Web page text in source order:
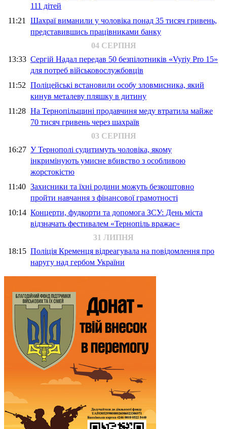
111 дітей
11:21 Шахраї виманили у чоловіка понад 35 тисяч гривень,
представившись працівниками банку
04 СЕРПНЯ
13:33 Сергій Надал передав 50 безпілотників «Vyriy Pro 15»
для потреб військовослужбовців
11:52 Поліцейські встановили особу зловмисника, який
кинув металеву пляшку в дитину
11:28 На Тернопільщині продавчиня меду втратила майже
70 тисяч гривень через шахраїв
03 СЕРПНЯ
16:27 У Тернополі судитимуть чоловіка, якому
інкримінують умисне вбивство з особливою
жорстокістю
11:40 Захисники та їхні родини можуть безкоштовно
пройти навчання з фінансової грамотності
10:14 Концерти, фудкорти та допомога ЗСУ: День міста
відзначать фестивалем «Тернопіль вражає»
31 ЛИПНЯ
18:15 Поліція Кременця відреагувала на повідомлення про
наругу над гербом України